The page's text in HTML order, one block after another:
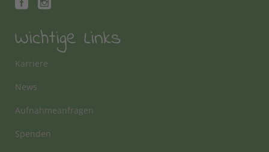
Wichtige Links
Karriere
News
Aufnahmeanfragen
Spenden